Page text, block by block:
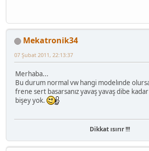
Mekatronik34
07 Şubat 2011, 22:13:37
Merhaba...
Bu durum normal vw hangi modelınde
frene sert basarsanız yavaş yavaş dibe
bişey yok.
Dikkat ısırır !!!